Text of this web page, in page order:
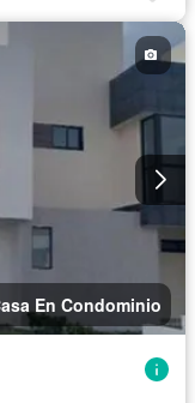
En Condominio